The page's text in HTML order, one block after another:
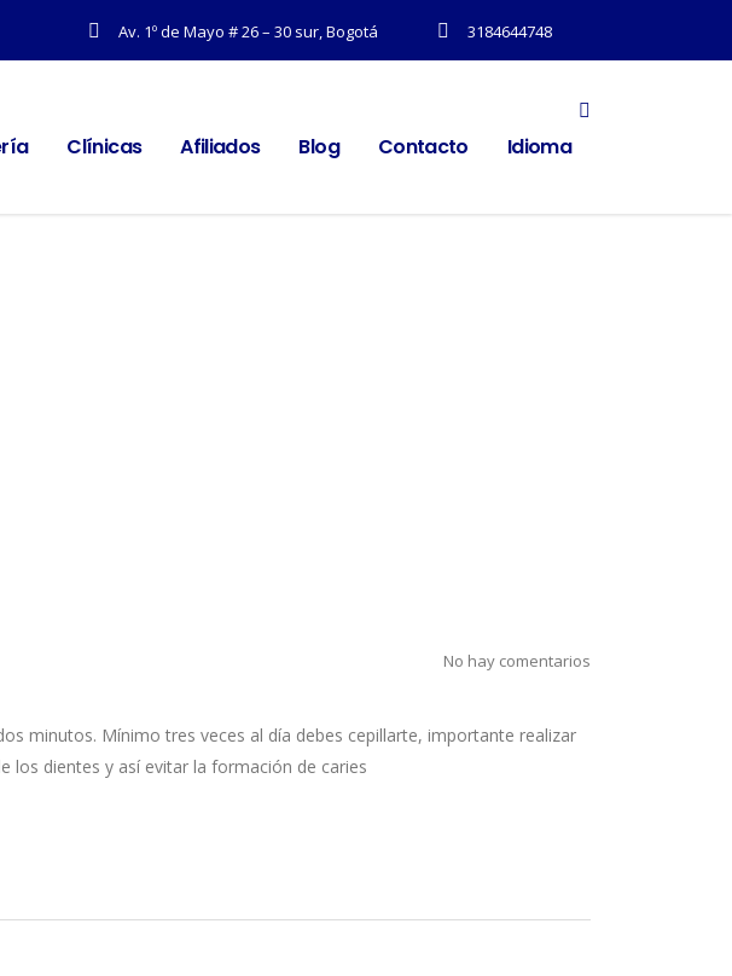
Av. 1º de Mayo # 26 – 30 sur, Bogotá 3184644748
Clínicas Afiliados Blog Contacto Idioma
No hay comentarios
minutos. Mínimo tres veces al día debes cepillarte, importante realizar
los dientes y así evitar la formación de caries